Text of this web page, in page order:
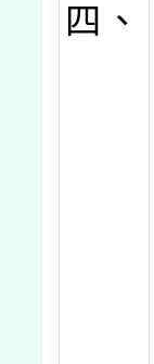
四、